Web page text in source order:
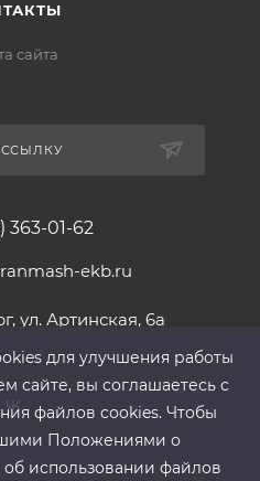
сайта
363-01-62
ekb.ru
ул. Артинская, 6а
для улучшения работы
сайте, вы соглашаетесь с
файлов cооkies. Чтобы
Положениями о
использовании файлов